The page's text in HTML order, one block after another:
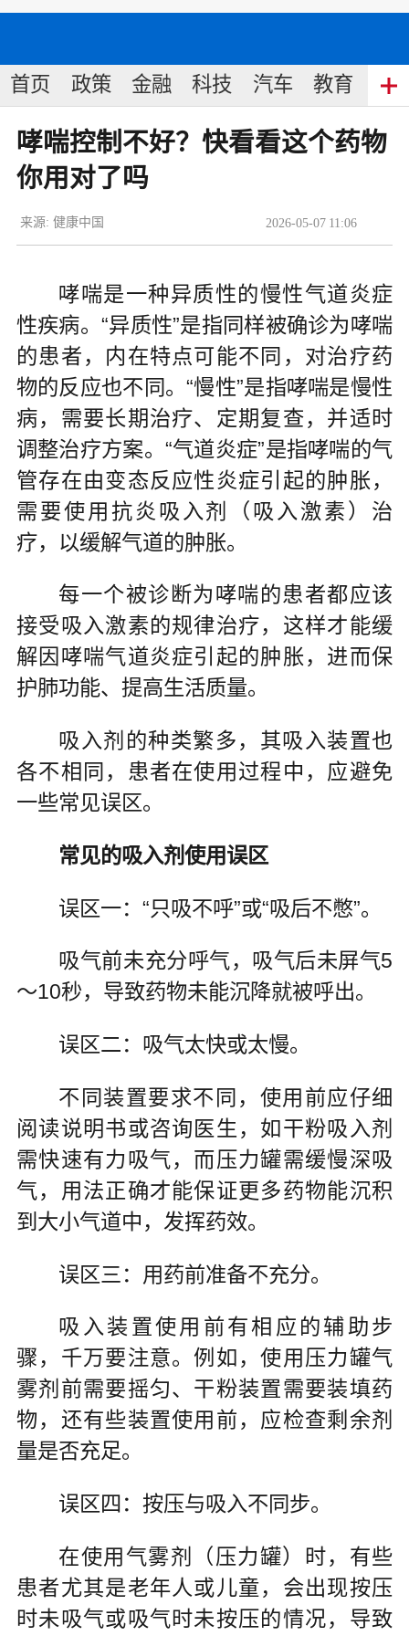
首页 政策 金融 科技 汽车 教育 食
哮喘控制不好？快看看这个药物
你用对了吗
2026-05-07 11:06
来源: 健康中国
哮喘是一种异质性的慢性气道炎症
性疾病。“异质性”是指同样被确诊为哮喘
的患者，内在特点可能不同，对治疗药
物的反应也不同。“慢性”是指哮喘是慢性
病，需要长期治疗、定期复查，并适时
调整治疗方案。“气道炎症”是指哮喘的气
管存在由变态反应性炎症引起的肿胀，
需要使用抗炎吸入剂（吸入激素）治
疗，以缓解气道的肿胀。
每一个被诊断为哮喘的患者都应该
接受吸入激素的规律治疗，这样才能缓
解因哮喘气道炎症引起的肿胀，进而保
护肺功能、提高生活质量。
吸入剂的种类繁多，其吸入装置也
各不相同，患者在使用过程中，应避免
一些常见误区。
常见的吸入剂使用误区
误区一：“只吸不呼”或“吸后不憋”。
吸气前未充分呼气，吸气后未屏气5
～10秒，导致药物未能沉降就被呼出。
误区二：吸气太快或太慢。
不同装置要求不同，使用前应仔细
阅读说明书或咨询医生，如干粉吸入剂
需快速有力吸气，而压力罐需缓慢深吸
气，用法正确才能保证更多药物能沉积
到大小气道中，发挥药效。
误区三：用药前准备不充分。
吸入装置使用前有相应的辅助步
骤，千万要注意。例如，使用压力罐气
雾剂前需要摇匀、干粉装置需要装填药
物，还有些装置使用前，应检查剩余剂
量是否充足。
误区四：按压与吸入不同步。
在使用气雾剂（压力罐）时，有些
患者尤其是老年人或儿童，会出现按压
时未吸气或吸气时未按压的情况，导致